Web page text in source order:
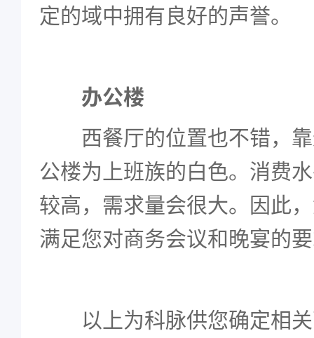
定的域中拥有良好的声誉。
办公楼
西餐厅的位置也不错，靠
公楼为上班族的白色。消费
较高，需求量会很大。因此
满足您对商务会议和晚宴的
以上为科脉供您确定相关